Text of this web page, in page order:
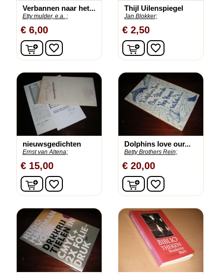
Verbannen naar het...
Etty mulder, e.a. ;
€ 6,00
In winkelwagen
favorite_border
Thijl Uilenspiegel
Jan Blokker;
€ 2,50
In winkelwagen
favorite_border
nieuwsgedichten
Ernst van Altena;
€ 15,00
In winkelwagen
favorite_border
Dolphins love our...
Betty Brothers Rein;
€ 20,00
In winkelwagen
favorite_border